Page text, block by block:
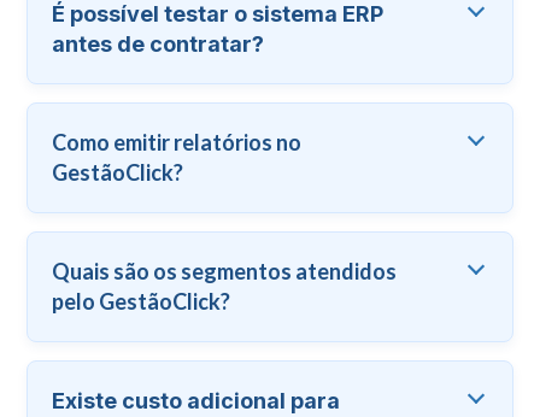
É possível testar o sistema ERP
antes de contratar?
Como emitir relatórios no
GestãoClick?
Quais são os segmentos atendidos
pelo GestãoClick?
Existe custo adicional para